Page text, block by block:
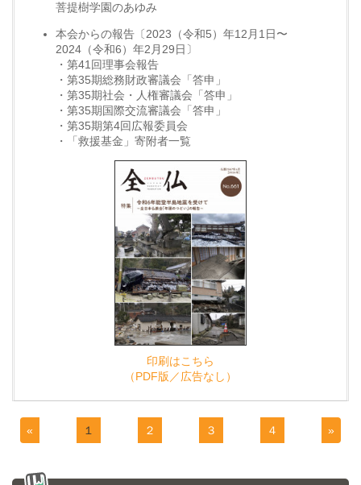
菩提樹学園のあゆみ
本会からの報告〔2023（令和5）年12月1日〜
2024（令和6）年2月29日〕
・第41回理事会報告
・第35期総務財政審議会「答申」
・第35期社会・人権審議会「答申」
・第35期国際交流審議会「答申」
・第35期第4回広報委員会
・「救援基金」寄附者一覧
印刷はこちら
（PDF版／広告なし）
« １ ２ ３ ４ »